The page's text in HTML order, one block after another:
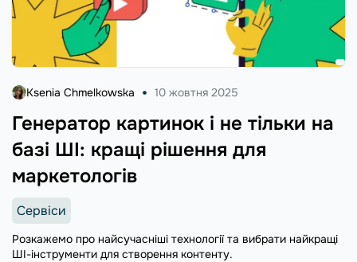
Генератор картинок і не тільки на
базі ШІ: кращі рішення для
маркетологів
Ksenia Chmelkowska 10 жовтня 2025
Сервіси
Розкажемо про найсучасніші технології та вибрати найкращі
ШІ-інструменти для створення контенту.